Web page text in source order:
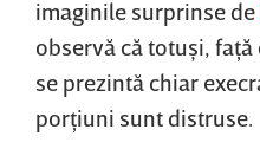
imaginile surprinse de
observă că totuşi,
se prezintă chiar
porţiuni sunt distruse.